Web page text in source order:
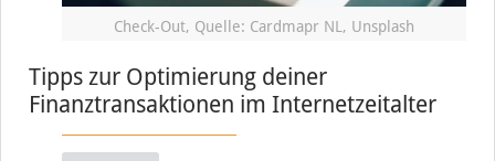
Check-Out, Quelle: Cardmapr NL, Unsplash
Tipps zur Optimierung deiner
Finanztransaktionen im Internetzeitalter